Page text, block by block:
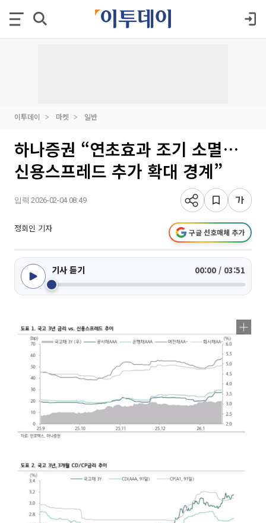
이투데이 마켓 일반
하나증권 “연초효과 조기 소멸…
신용스프레드 추가 확대 경계”
입력 2026-02-04 08:49
정회인 기자 구글 선호매체 추가
기사 듣기 00:00 / 03:51